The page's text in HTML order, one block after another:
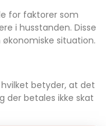
for faktorer som
i husstanden. Disse
situation.
betyder, at det
der betales ikke skat